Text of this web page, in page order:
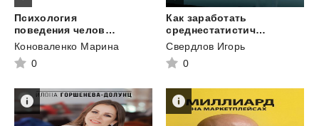
Психология
поведения человека. Как наше подсознание влияет на наше поведение
Коноваленко Марина
0
Как заработать
среднестатистическому человеку
Свердлов Игорь
0